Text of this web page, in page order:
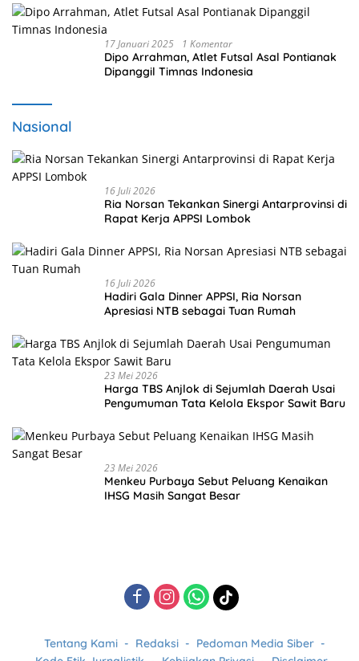
17 Januari 2025 1 Komentar
Dipo Arrahman, Atlet Futsal Asal Pontianak
Dipanggil Timnas Indonesia
Nasional
16 Juli 2026
Ria Norsan Tekankan Sinergi Antarprovinsi di
Rapat Kerja APPSI Lombok
16 Juli 2026
Hadiri Gala Dinner APPSI, Ria Norsan
Apresiasi NTB sebagai Tuan Rumah
23 Mei 2026
Harga TBS Anjlok di Sejumlah Daerah Usai
Pengumuman Tata Kelola Ekspor Sawit Baru
23 Mei 2026
Menkeu Purbaya Sebut Peluang Kenaikan
IHSG Masih Sangat Besar
Tentang Kami Redaksi
Pedoman Media Siber